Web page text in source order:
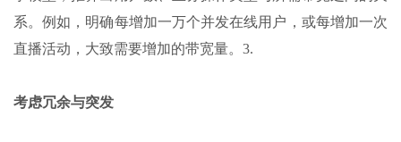
系。例如，明确每增加一万个并发在线用户，或每增加一次
直播活动，大致需要增加的带宽量。3.
考虑冗余与突发